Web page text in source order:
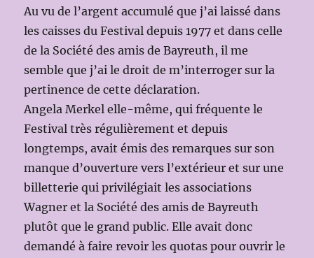
Au vu de l’argent accumulé que j’ai laissé dans
les caisses du Festival depuis 1977 et dans celle
de la Société des amis de Bayreuth, il me
semble que j’ai le droit de m’interroger sur la
pertinence de cette déclaration.
Angela Merkel elle-même, qui fréquente le
Festival très régulièrement et depuis
longtemps, avait émis des remarques sur son
manque d’ouverture vers l’extérieur et sur une
billetterie qui privilégiait les associations
Wagner et la Société des amis de Bayreuth
plutôt que le grand public. Elle avait donc
demandé à faire revoir les quotas pour ouvrir le